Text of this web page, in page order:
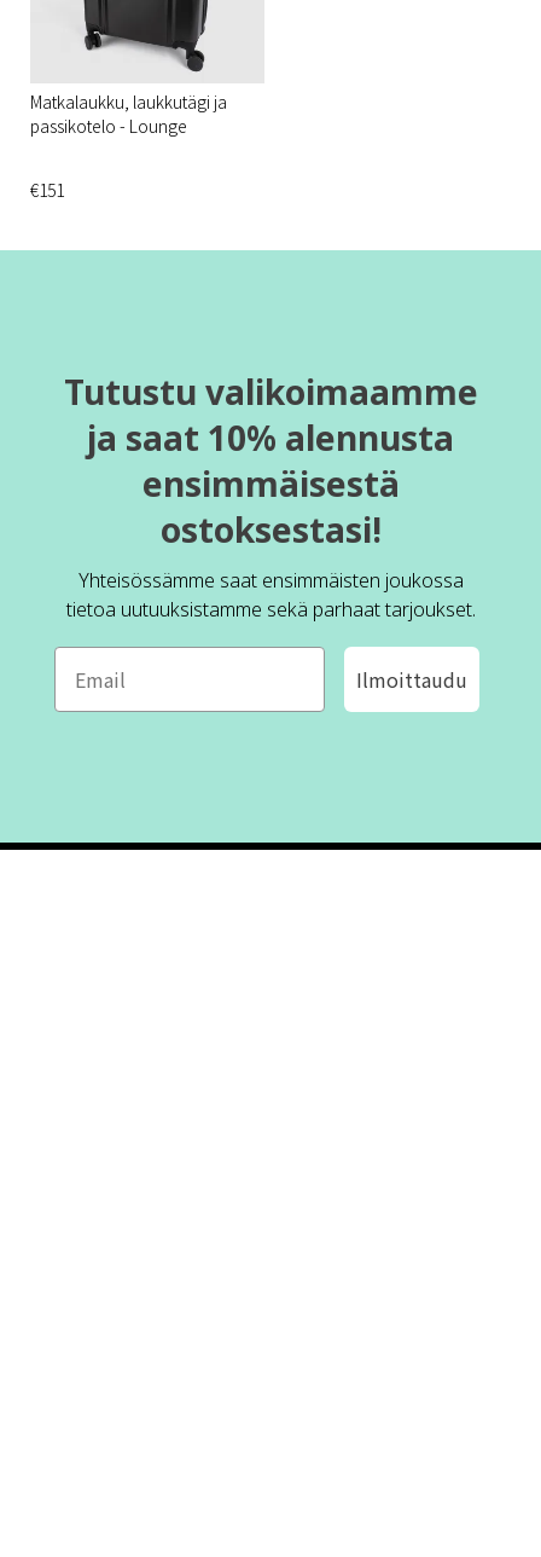
Matkalaukku, laukkutägi ja
passikotelo - Lounge
€151
Tutustu valikoimaamme
ja saat 10% alennusta
ensimmäisestä
ostoksestasi!
Yhteisössämme saat ensimmäisten joukossa
tietoa uutuuksistamme sekä parhaat tarjoukset.
Ilmoittaudu